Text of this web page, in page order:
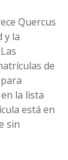
Quercus
y la
de
la lista
está en
sin